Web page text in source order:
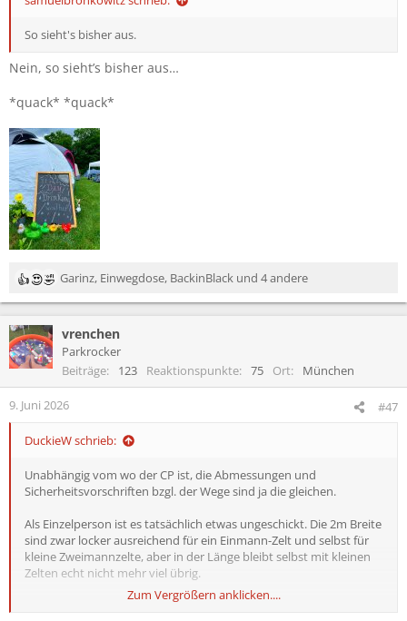
So sieht's bisher aus.
Nein, so sieht’s bisher aus…
*quack* *quack*
R
e
k
t
i
n
e
Garinz, Einwegdose, BackinBlack und 4 andere
vrenchen
Parkrocker
Beiträge
123 Reaktionspunkte 75 Ort München
9. Juni 2026 #47
DuckieW schrieb:
Unabhängig vom wo der CP ist, die Abmessungen und
Sicherheitsvorschriften bzgl. der Wege sind ja die gleichen.
Als Einzelperson ist es tatsächlich etwas ungeschickt. Die 2m Breite
sind zwar locker ausreichend für ein Einmann-Zelt und selbst für
kleine Zweimannzelte, aber in der Länge bleibt selbst mit kleinen
Zelten echt nicht mehr viel übrig.
Das Zelt und und die Abspannungen dürfen nicht über die
Zum Vergrößern anklicken....